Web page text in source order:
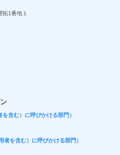
1番地１
含む）に呼びかける部門）
を含む）に呼びかける部門）